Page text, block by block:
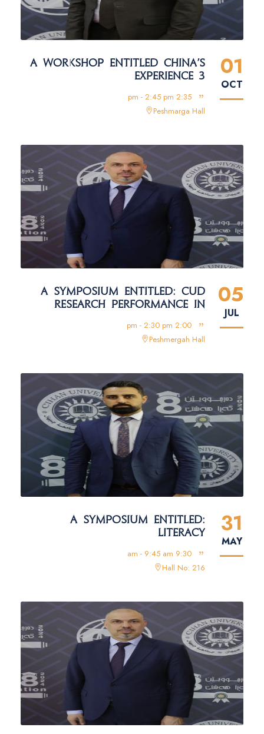
01
OCT
A WORKSHOP ENTITLED CHINA'S
EXPERIENCE 3
2:35 pm - 2:45 pm
Peshmarga Hall
05
JUL
A SYMPOSIUM ENTITLED: CUD
RESEARCH PERFORMANCE IN
2:00 pm - 2:30 pm
Peshmergah Hall
31
MAY
A SYMPOSIUM ENTITLED:
LITERACY
9:30 am - 9:45 am
Hall No: 216